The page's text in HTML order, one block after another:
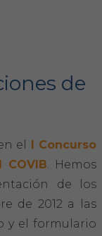
de
el I Concurso
. Hemos
de los
de 2012 a las
y el formulario